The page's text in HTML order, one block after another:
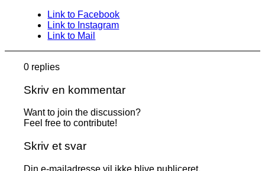
Link to Facebook
Link to Instagram
Link to Mail
0 replies
Skriv en kommentar
Want to join the discussion?
Feel free to contribute!
Skriv et svar
Din e-mailadresse vil ikke blive publiceret.